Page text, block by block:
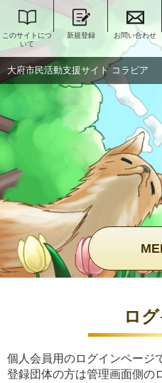
このサイトにつ
いて
新規登録 お問い合わせ
大府市民活動支援サイト コラビア
ロ
個人会員用のログインページ
登録団体の方は管理画面側の